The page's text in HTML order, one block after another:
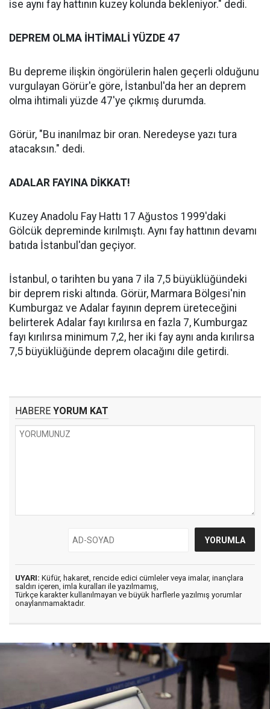
ise aynı fay hattının kuzey kolunda bekleniyor." dedi.
DEPREM OLMA İHTİMALİ YÜZDE 47
Bu depreme ilişkin öngörülerin halen geçerli olduğunu
vurgulayan Görür'e göre, İstanbul'da her an deprem
olma ihtimali yüzde 47'ye çıkmış durumda.
Görür, "Bu inanılmaz bir oran. Neredeyse yazı tura
atacaksın." dedi.
ADALAR FAYINA DİKKAT!
Kuzey Anadolu Fay Hattı 17 Ağustos 1999'daki
Gölcük depreminde kırılmıştı. Aynı fay hattının devamı
batıda İstanbul'dan geçiyor.
İstanbul, o tarihten bu yana 7 ila 7,5 büyüklüğündeki
bir deprem riski altında. Görür, Marmara Bölgesi'nin
Kumburgaz ve Adalar fayının deprem üreteceğini
belirterek Adalar fayı kırılırsa en fazla 7, Kumburgaz
fayı kırılırsa minimum 7,2, her iki fay aynı anda kırılırsa
7,5 büyüklüğünde deprem olacağını dile getirdi.
HABERE YORUM KAT
UYARI: Küfür, hakaret, rencide edici cümleler veya imalar, inançlara
saldırı içeren, imla kuralları ile yazılmamış,
Türkçe karakter kullanılmayan ve büyük harflerle yazılmış yorumlar
onaylanmamaktadır.